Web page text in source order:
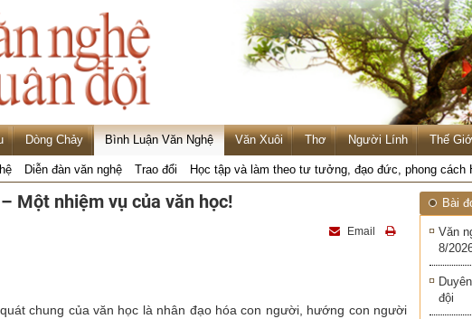
Dòng Chảy Bình Luận Văn Nghệ Văn Xuôi Thơ Người Lính Thế
Diễn đàn văn nghệ Trao đổi Học tập và làm theo tư tưởng, đạo đức, phong cách
Một nhiệm vụ của văn học!
Email
chung của văn học là nhân đạo hóa con người, hướng con người
Bài
Văn
8/
đội